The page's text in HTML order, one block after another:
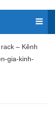
– Kênh
gia-kinh-